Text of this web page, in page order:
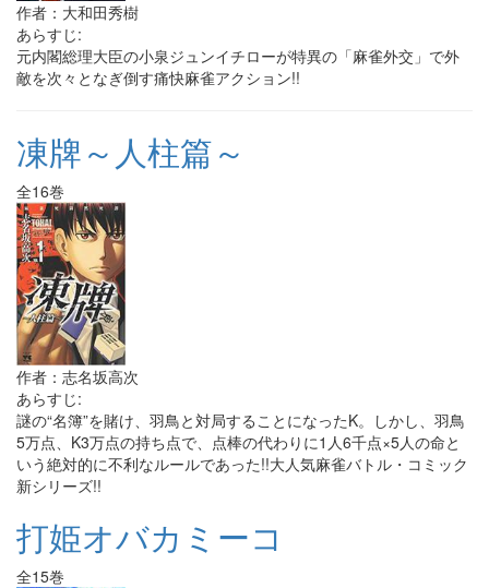
作者：大和田秀樹
あらすじ:
元内閣総理大臣の小泉ジュンイチローが特異の「麻雀外交」で外
敵を次々となぎ倒す痛快麻雀アクション!!
凍牌～人柱篇～
全16巻
作者：志名坂高次
あらすじ:
謎の“名簿”を賭け、羽鳥と対局することになったK。しかし、羽鳥
5万点、K3万点の持ち点で、点棒の代わりに1人6千点×5人の命と
いう絶対的に不利なルールであった!!大人気麻雀バトル・コミック
新シリーズ!!
打姫オバカミーコ
全15巻